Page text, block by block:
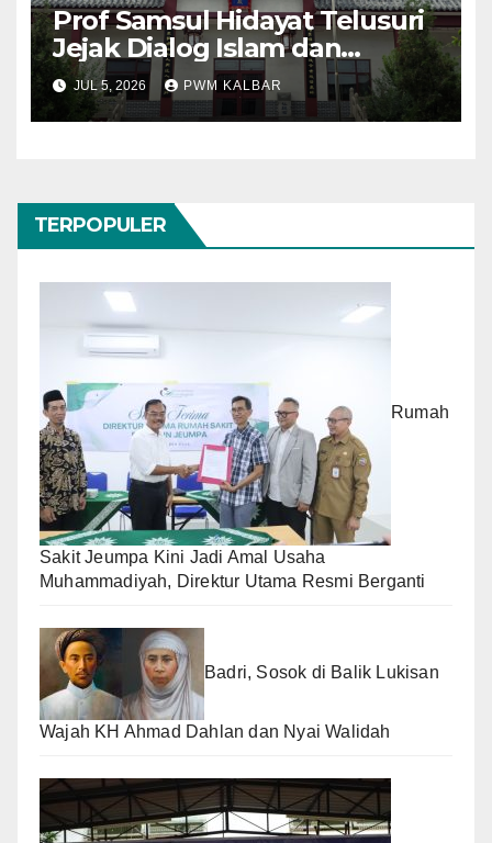
Prof Samsul Hidayat Telusuri
Jejak Dialog Islam dan
Konfusianisme di Kota
Konfusius
JUL 5, 2026 PWM KALBAR
TERPOPULER
Rumah
Sakit Jeumpa Kini Jadi Amal Usaha
Muhammadiyah, Direktur Utama Resmi Berganti
Badri, Sosok di Balik Lukisan
Wajah KH Ahmad Dahlan dan Nyai Walidah